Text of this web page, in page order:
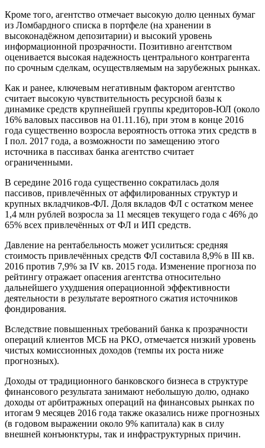
Кроме того, агентство отмечает высокую долю ценных бумаг
из Ломбардного списка в портфеле (на хранении в
высоконадёжном депозитарии) и высокий уровень
информационной прозрачности. Позитивно агентством
оценивается высокая надежность центрального контрагента
по срочным сделкам, осуществляемым на зарубежных рынках.
Как и ранее, ключевым негативным фактором агентство
считает высокую чувствительность ресурсной базы к
динамике средств крупнейшей группы кредиторов-ЮЛ (около
16% валовых пассивов на 01.11.16), при этом в конце 2016
года существенно возросла вероятность оттока этих средств в
I пол. 2017 года, а возможности по замещению этого
источника в пассивах банка агентство считает
ограниченными.
В середине 2016 года существенно сократилась доля
пассивов, привлечённых от аффилированных структур и
крупных вкладчиков-ФЛ. Доля вкладов ФЛ с остатком менее
1,4 млн рублей возросла за 11 месяцев текущего года с 46% до
65% всех привлечённых от ФЛ и ИП средств.
Давление на рентабельность может усилиться: средняя
стоимость привлечённых средств ФЛ составила 8,9% в III кв.
2016 против 7,9% за IV кв. 2015 года. Изменение прогноза по
рейтингу отражает опасения агентства относительно
дальнейшего ухудшения операционной эффективности
деятельности в результате вероятного сжатия источников
фондирования.
Вследствие повышенных требований банка к прозрачности
операций клиентов МСБ на РКО, отмечается низкий уровень
чистых комиссионных доходов (темпы их роста ниже
прогнозных).
Доходы от традиционного банковского бизнеса в структуре
финансового результата занимают небольшую долю, однако
доходы от арбитражных операций на финансовых рынках по
итогам 9 месяцев 2016 года также оказались ниже прогнозных
(в годовом выражении около 9% капитала) как в силу
внешней конъюнктуры, так и инфраструктурных причин.